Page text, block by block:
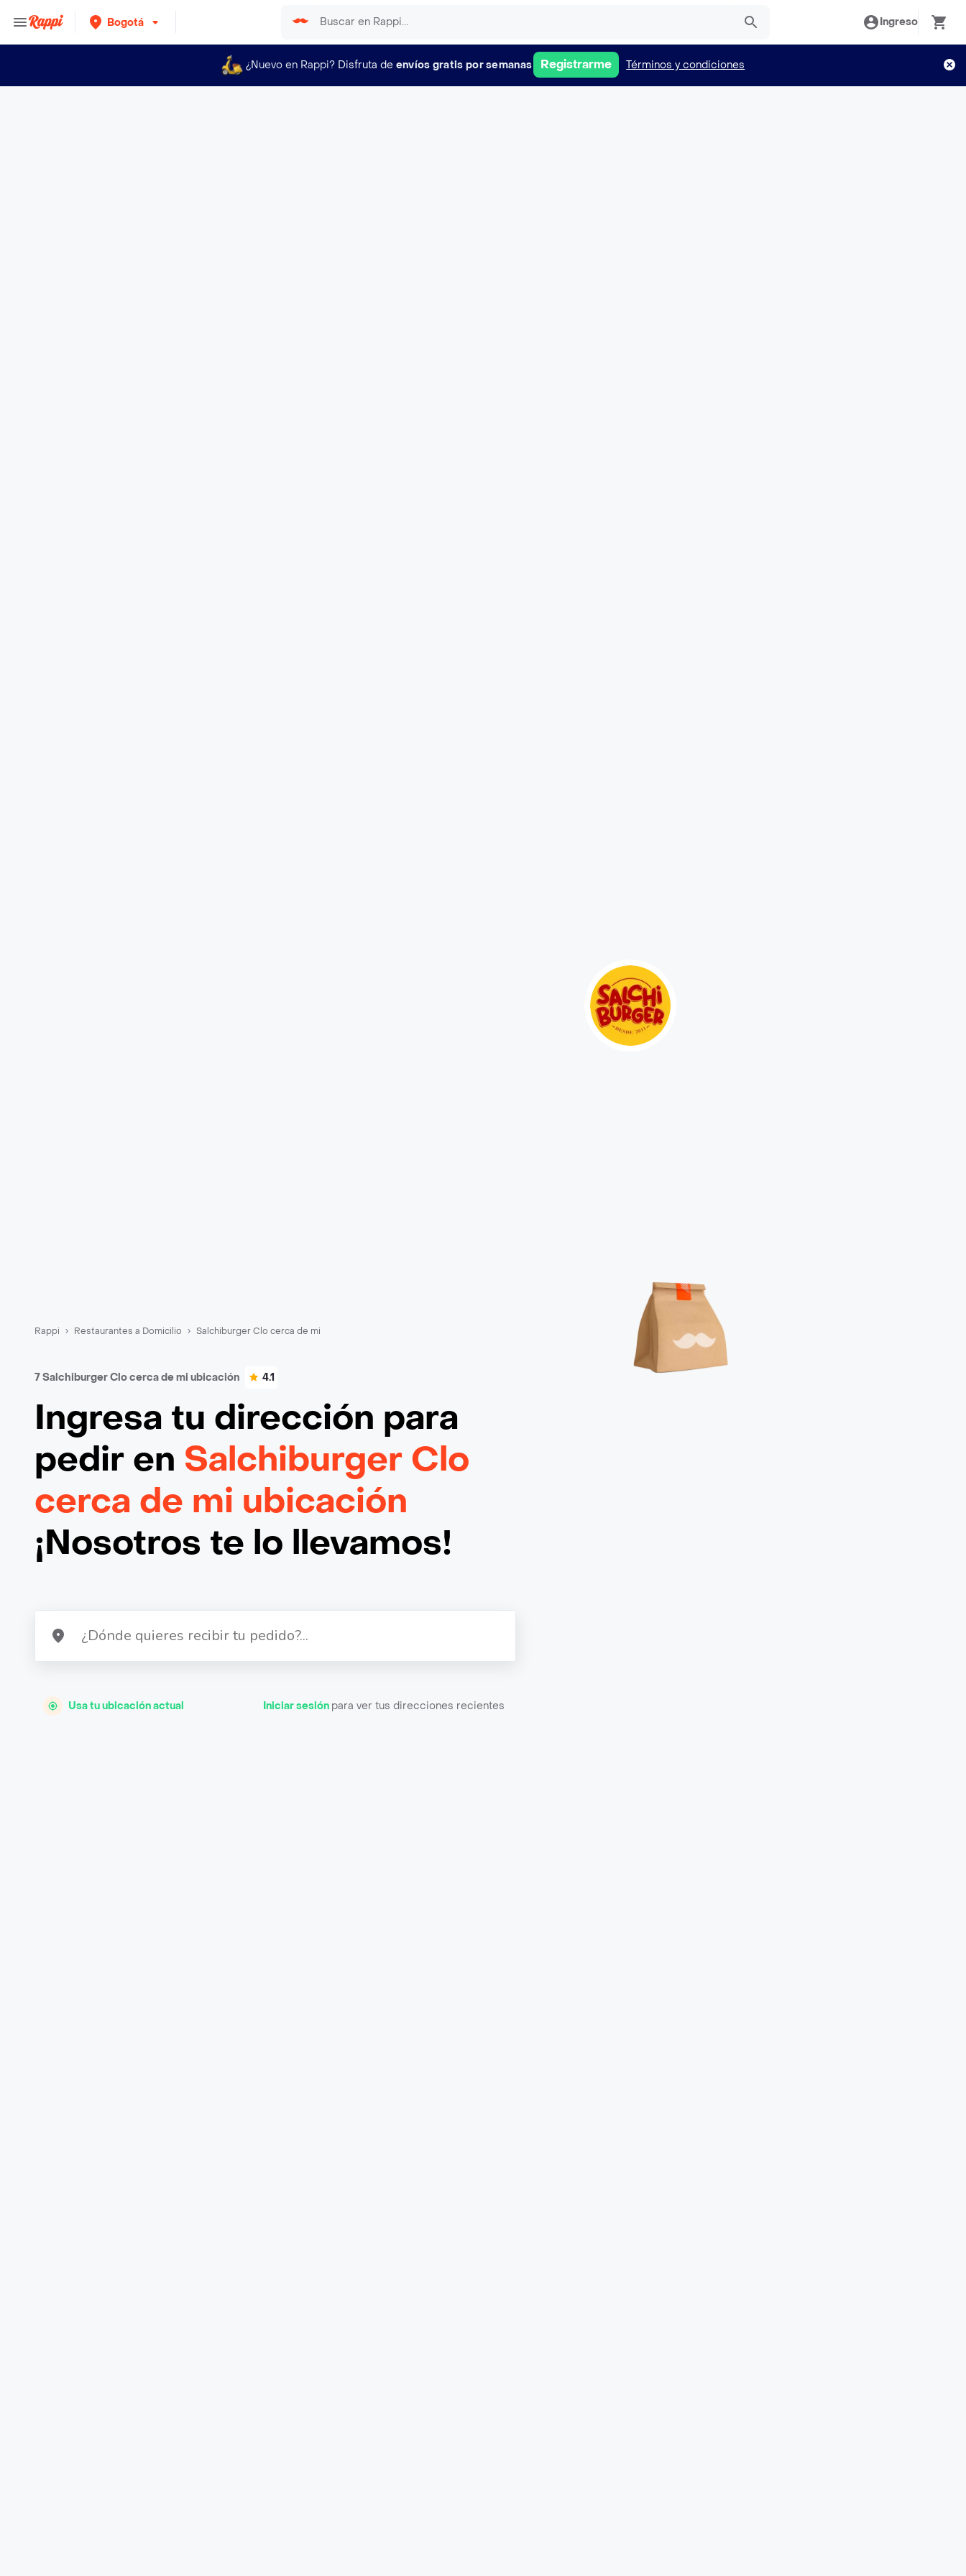
Bogotá Ingreso
¿Nuevo en Rappi? Disfruta de envíos gratis por semanas Registrarme Términos y condiciones
Rappi Restaurantes a Domicilio Salchiburger Clo cerca de mi
7 Salchiburger Clo cerca de mi ubicación 4.1
Ingresa tu dirección para
pedir en Salchiburger Clo
cerca de mi ubicación
¡Nosotros te lo llevamos!
Usa tu ubicación actual Iniciar sesión para ver tus direcciones recientes